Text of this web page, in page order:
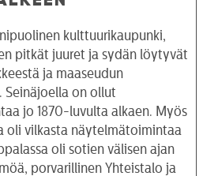
kulttuurikaupunki,
pitkät juuret ja sydän löytyvät
ja maaseudun
Seinäjoella on ollut
jo 1870-luvulta alkaen. Myös
oli vilkasta näytelmätoimintaa
oli sotien välisen ajan
porvarillinen Yhteistalo ja